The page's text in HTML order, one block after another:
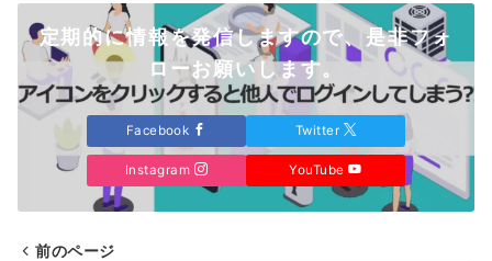
定期的に情報を発信しますので、是非フォ
ローお願いします。
Facebook Twitter
Instagram YouTube
前のページ